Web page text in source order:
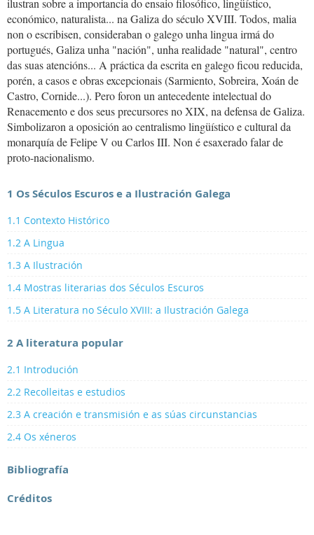
ilustran sobre a importancia do ensaio filosófico, lingüístico,
económico, naturalista... na Galiza do século XVIII. Todos, malia
non o escribisen, consideraban o galego unha lingua irmá do
portugués, Galiza unha "nación", unha realidade "natural", centro
das suas atencións... A práctica da escrita en galego ficou reducida,
porén, a casos e obras excepcionais (Sarmiento, Sobreira, Xoán de
Castro, Cornide...). Pero foron un antecedente intelectual do
Renacemento e dos seus precursores no XIX, na defensa de Galiza.
Simbolizaron a oposición ao centralismo lingüístico e cultural da
monarquía de Felipe V ou Carlos III. Non é esaxerado falar de
proto-nacionalismo.
1 Os Séculos Escuros e a Ilustración Galega
1.1 Contexto Histórico
1.2 A Lingua
1.3 A Ilustración
1.4 Mostras literarias dos Séculos Escuros
1.5 A Literatura no Século XVIII: a Ilustración Galega
2 A literatura popular
2.1 Introdución
2.2 Recolleitas e estudios
2.3 A creación e transmisión e as súas circunstancias
2.4 Os xéneros
Bibliografía
Créditos